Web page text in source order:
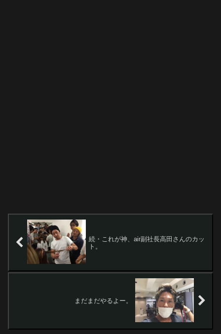
続・これが神、air副社長高田さんのカッ
ト。
まだまだやるよー。